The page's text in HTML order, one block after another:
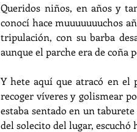
Queridos niños, en años y
conocí hace muuuuuuuchos
tripulación, con su barba
aunque el parche era de coña
Y hete aquí que atracó en el
recoger víveres y golismear
estaba sentado en un
del solecito del lugar,